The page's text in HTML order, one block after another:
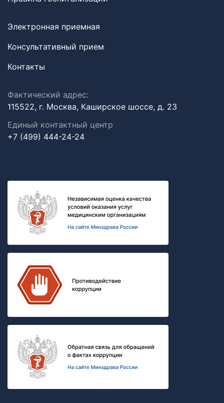
Электронная приемная
Консультативный прием
Контакты
Фактический адрес:
115522, г. Москва, Каширское шоссе, д. 23
Единый контактный центр
+7 (499) 444-24-24